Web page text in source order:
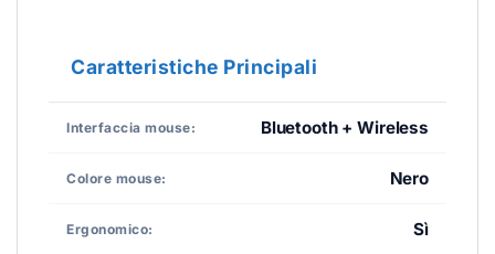
Caratteristiche Principali
Interfaccia mouse: Bluetooth + Wireless
Colore mouse: Nero
Ergonomico: Sì